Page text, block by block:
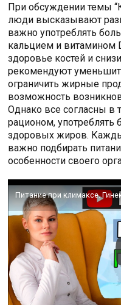
При обсуждении темы
люди высказывают
важно употреблять
кальцием и витамином
здоровье костей и
рекомендуют
ограничить жирные
возможность
Однако все согласны в
рационом,
здоровых жиров.
важно подбирать
особенности своего
Питание при климаксе.